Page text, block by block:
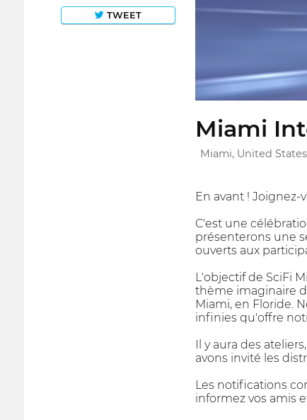
TWEET
Miami
Miami, United States
En avant !
C'est une
présenterons une
ouverts aux
L'objectif de SciFi
thème imaginaire
Miami, en Floride.
infinies qu'offre
Il y aura des
avons invité les
Les notifications
informez vos amis